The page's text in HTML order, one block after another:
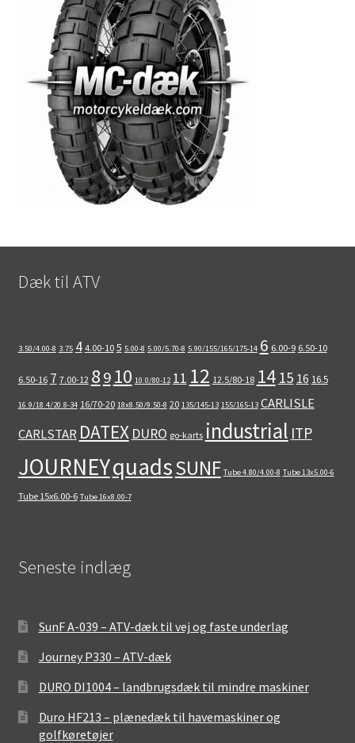
Dæk til ATV
3.50/4.00-8 3.75 4 4.00-10 5 5.00-8 5.00/5.70-8 5.90/155/165/175-14 6 6.00-9 6.50-10
6.50-16 7 7.00-12 89 10 10.0/80-12 11 12 12.5/80-18 14 15 16 16.5
16.9/18.4/20.8-34 16/70-20 18x8.50/9.50-8 20 135/145-13 155/165-13 CARLISLE
CARLSTAR DATEX DURO go-karts industrial ITP
JOURNEYquadsSUNF Tube 4.80/4.00-8 Tube 13x5.00-6
Tube 15x6.00-6 Tube 16x8.00-7
Seneste indlæg
SunF A-039 – ATV-dæk til vej og faste underlag
Journey P330 – ATV-dæk
DURO DI1004 – landbrugsdæk til mindre maskiner
Duro HF213 – plænedæk til havemaskiner og
golfkøretøjer